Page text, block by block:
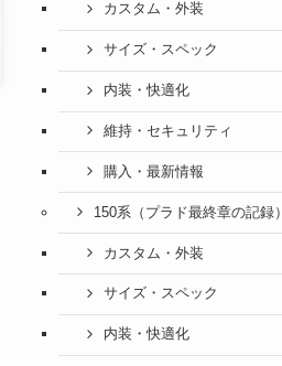
カスタム・外装
サイズ・スペック
内装・快適化
維持・セキュリティ
購入・最新情報
150系（プラド最終章の記録）
カスタム・外装
サイズ・スペック
内装・快適化